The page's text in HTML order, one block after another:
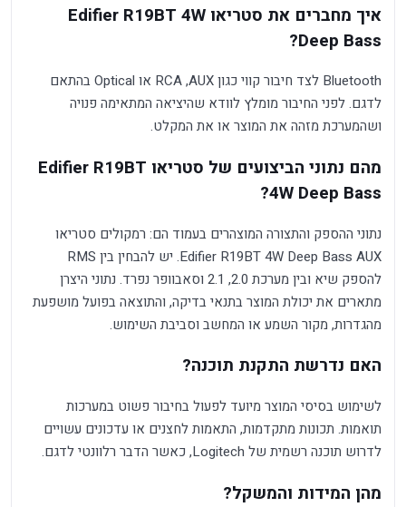
איך מחברים את סטריאו Edifier R19BT 4W
Deep Bass?
Bluetooth לצד חיבור קווי כגון AUX, ‏RCA או Optical בהתאם
לדגם. לפני החיבור מומלץ לוודא שהיציאה המתאימה פנויה
ושהמערכת מזהה את המוצר או את המקלט.
מהם נתוני הביצועים של סטריאו Edifier R19BT
4W Deep Bass?
נתוני ההספק והתצורה המוצהרים בעמוד הם: רמקולים סטריאו
Edifier R19BT 4W Deep Bass AUX. יש להבחין בין RMS
להספק שיא ובין מערכת 2.0, ‏2.1 וסאבוופר נפרד. נתוני היצרן
מתארים את יכולת המוצר בתנאי בדיקה, והתוצאה בפועל מושפעת
מהגדרות, מקור השמע או המחשב וסביבת השימוש.
האם נדרשת התקנת תוכנה?
לשימוש בסיסי המוצר מיועד לפעול בחיבור פשוט במערכות
תואמות. תכונות מתקדמות, התאמות לחצנים או עדכונים עשויים
לדרוש תוכנה רשמית של Logitech, כאשר הדבר רלוונטי לדגם.
מהן המידות והמשקל?